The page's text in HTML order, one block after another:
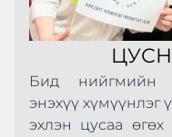
Бид нийгмийн
энэхүү хүмүүнлэг
эхлэн цусаа